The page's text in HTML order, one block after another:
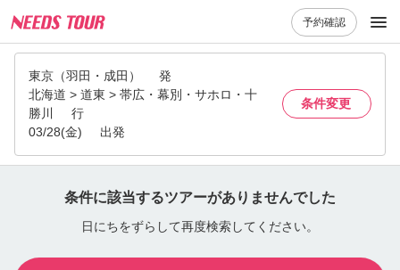
予約確認
東京（羽田・成田）
発
北海道 > 道東 > 帯広・幕別・サホロ・十
勝川
行
03/28(金)
出発
条件変更
条件に該当するツアーがありませんでした
日にちをずらして再度検索してください。